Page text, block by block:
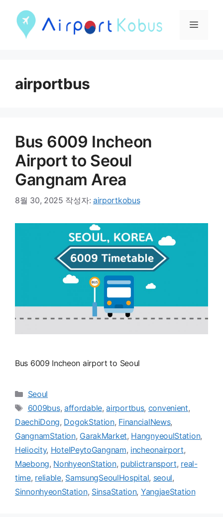
메
airportbus
Bus 6009 Incheon
Airport to Seoul
Gangnam Area
8월 30, 2025 작성자: airportkobus
Bus 6009 Incheon airport to Seoul
카
테
리
Seoul
태
그
6009bus, affordable,airportbus, convenient,
DaechiDong, DogokStation, FinancialNews,
GangnamStation, GarakMarket, HangnyeoulStation,
Heliocity, HotelPeytoGangnam, incheonairport,
Maebong, NonhyeonStation, publictransport, real-
time, reliable, SamsungSeoulHospital, seoul,
SinnonhyeonStation, SinsaStation, YangjaeStation